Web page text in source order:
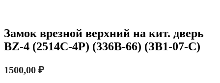
Замок врезной верхний на кит. дверь
BZ-4 (2514С-4Р) (336В-66) (ЗВ1-07-С)
1500,00 ₽